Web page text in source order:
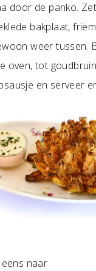
door de panko.
bakplaat,
weer tussen.
oven, tot
en serveer
naar